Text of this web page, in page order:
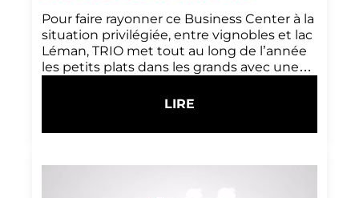
Pour faire rayonner ce Business Center à la
situation privilégiée, entre vignobles et lac
Léman, TRIO met tout au long de l’année
les petits plats dans les grands avec une…
LIRE
: